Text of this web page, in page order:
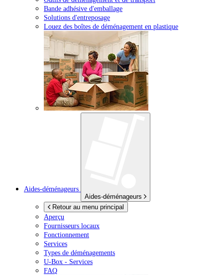
Bande adhésive d'emballage
Solutions d'entreposage
Louez des boîtes de déménagement en plastique
Aides-déménageurs
Aides-déménageurs
Retour au menu principal
Aperçu
Fournisseurs locaux
Fonctionnement
Services
Types de déménagements
U-Box - Services
FAQ